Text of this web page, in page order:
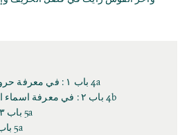
4a باب ١ : في معرفة حروف الجمل وترتيب كتابتها
4b باب ٢ : في معرفة اسماء البروج الشمالي والجنوبي
5a باب ٣ : في اسماء شهور القبط
5a باب ٤ : في اس شهور القبط